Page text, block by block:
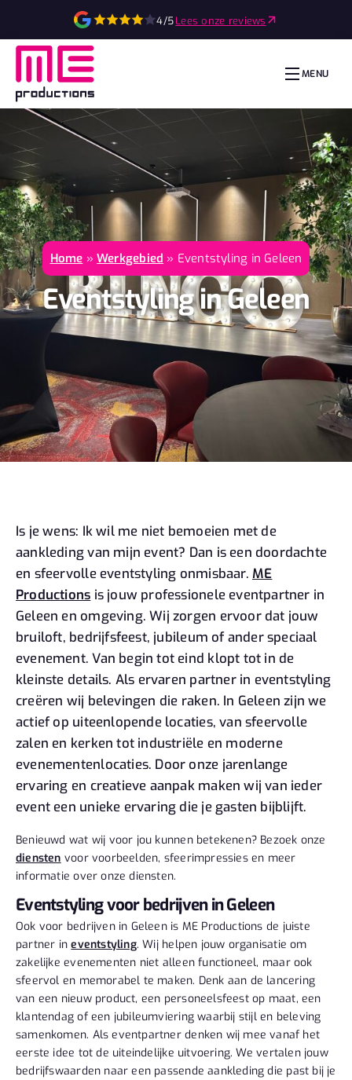
4/5Lees onze reviews
MENU
Home »Werkgebied » Eventstyling in Geleen
Eventstyling in Geleen
Is je wens: Ik wil me niet bemoeien met de
aankleding van mijn event? Dan is een doordachte
en sfeervolle eventstyling onmisbaar. ME
Productions is jouw professionele eventpartner in
Geleen en omgeving. Wij zorgen ervoor dat jouw
bruiloft, bedrijfsfeest, jubileum of ander speciaal
evenement. Van begin tot eind klopt tot in de
kleinste details. Als ervaren partner in eventstyling
creëren wij belevingen die raken. In Geleen zijn we
actief op uiteenlopende locaties, van sfeervolle
zalen en kerken tot industriële en moderne
evenementenlocaties. Door onze jarenlange
ervaring en creatieve aanpak maken wij van ieder
event een unieke ervaring die je gasten bijblijft.
Benieuwd wat wij voor jou kunnen betekenen? Bezoek onze
diensten voor voorbeelden, sfeerimpressies en meer
informatie over onze diensten.
Eventstyling voor bedrijven in Geleen
Ook voor bedrijven in Geleen is ME Productions de juiste
partner ineventstyling. Wij helpen jouw organisatie om
zakelijke evenementen niet alleen functioneel, maar ook
sfeervol en memorabel te maken. Denk aan de lancering
van een nieuw product, een personeelsfeest op maat, een
klantendag of een jubileumviering waarbij stijl en beleving
samenkomen. Als eventpartner denken wij mee vanaf het
eerste idee tot de uiteindelijke uitvoering. We vertalen jouw
bedrijfswaarden naar een passende aankleding die past bij je